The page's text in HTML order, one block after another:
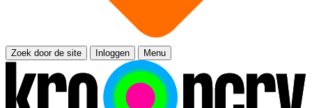
Zoek door de site Inloggen Menu